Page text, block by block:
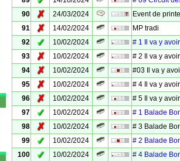
90
✗ 24/03/2024
Event de
91
✗ 14/02/2024
MP tradi
92
✓ 10/02/2024
# 1 Il va y
93
✗ 10/02/2024
# 2 Il va y
94
✗ 10/02/2024
#03 Il va y
95
✗ 10/02/2024
# 4 Il va y
96
✗ 10/02/2024
# 5 Il va y
97
✓ 10/02/2024
# 1 Balade
98
✗ 10/02/2024
# 3 Balade
99
✓ 10/02/2024
# 2 Balade
100
✓ 10/02/2024
# 4 Balade